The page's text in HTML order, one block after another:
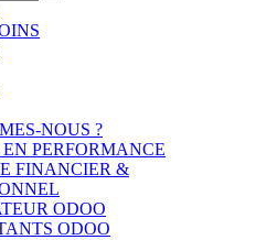
NOUS ?
PERFORMANCE
FINANCIER &
ODOO
ODOO